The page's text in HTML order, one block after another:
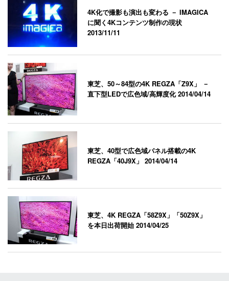
4K化で撮影も演出も変わる － IMAGICA
に聞く4Kコンテンツ制作の現状
2013/11/11
東芝、50～84型の4K REGZA「Z9X」 －
直下型LEDで広色域/高輝度化2014/04/14
東芝、40型で広色域パネル搭載の4K
REGZA「40J9X」2014/04/14
東芝、4K REGZA「58Z9X」「50Z9X」
を本日出荷開始2014/04/25